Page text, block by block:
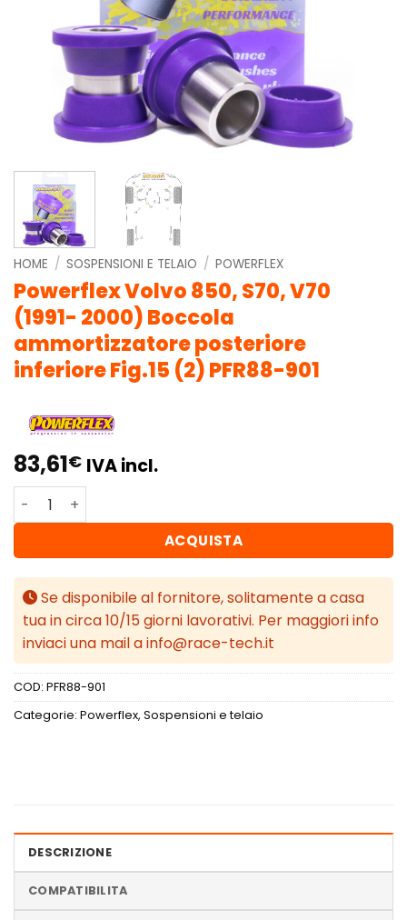
HOME / SOSPENSIONI E TELAIO / POWERFLEX
Powerflex Volvo 850, S70, V70
(1991- 2000) Boccola
ammortizzatore posteriore
inferiore Fig.15 (2) PFR88-901
83,61€ IVA incl.
Powerflex Volvo 850, S70, V70 (1991- 2000) Boccola
ACQUISTA
Se disponibile al fornitore, solitamente a casa
tua in circa 10/15 giorni lavorativi. Per maggiori info
inviaci una mail a info@race-tech.it
COD: PFR88-901
Categorie: Powerflex, Sospensioni e telaio
DESCRIZIONE
COMPATIBILITA